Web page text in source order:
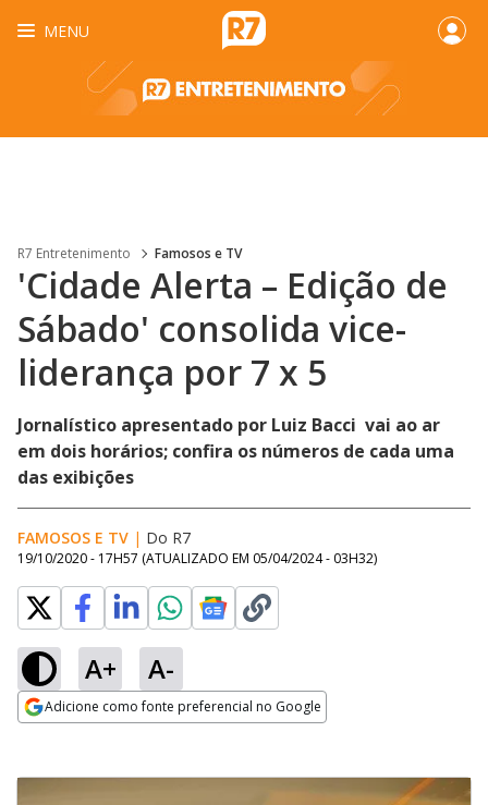
MENU
R7 Entretenimento Famosos e TV
'Cidade Alerta – Edição de
Sábado' consolida vice-
liderança por 7 x 5
Jornalístico apresentado por Luiz Bacci vai ao ar
em dois horários; confira os números de cada uma
das exibições
FAMOSOS E TV | Do R7
19/10/2020 - 17H57 (ATUALIZADO EM 05/04/2024 - 03H32)
A+ A-
Adicione como fonte preferencial no Google